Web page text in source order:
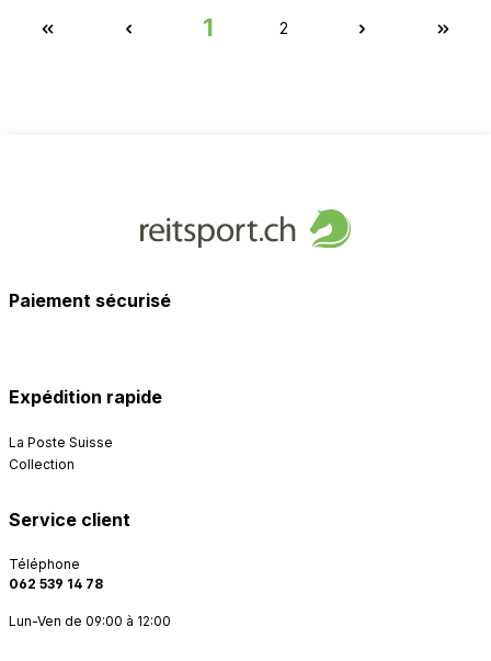
1 2
Paiement sécurisé
Expédition rapide
La Poste Suisse
Collection
Service client
Téléphone
062 539 14 78
Lun-Ven de 09:00 à 12:00